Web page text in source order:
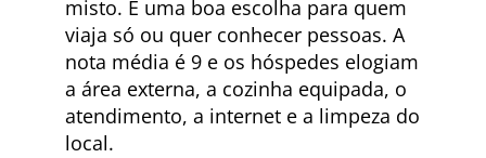
misto. É uma boa escolha para quem
viaja só ou quer conhecer pessoas. A
nota média é 9 e os hóspedes elogiam
a área externa, a cozinha equipada, o
atendimento, a internet e a limpeza do
local.